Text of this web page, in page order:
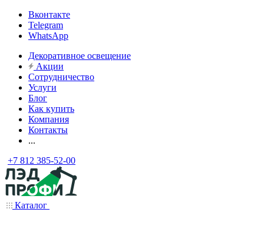
Вконтакте
Telegram
WhatsApp
Декоративное освещение
Акции
Сотрудничество
Услуги
Блог
Как купить
Компания
Контакты
...
+7 812 385-52-00
Каталог